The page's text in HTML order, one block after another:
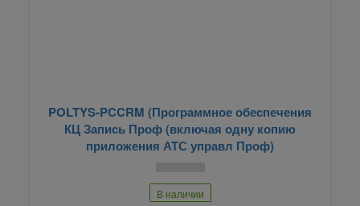
POLTYS-PCCRM (Программное обеспечения
КЦ Запись Проф (включая одну копию
приложения АТС управл Проф)
В наличии